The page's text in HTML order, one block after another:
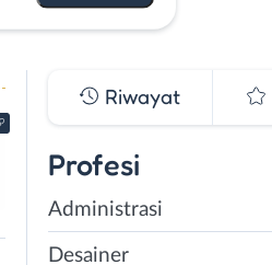
Riwayat
Profesi
Administrasi
Desainer